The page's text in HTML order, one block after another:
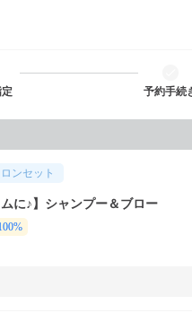
定 予約手続
ンセット
に♪】シャンプー＆ブロー